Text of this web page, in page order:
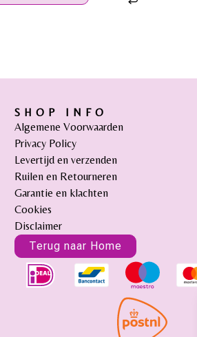
SHOP INFO
Algemene Voorwaarden
Privacy Policy
Levertijd en verzenden
Ruilen en Retourneren
Garantie en klachten
Cookies
Disclaimer
Terug naar Home